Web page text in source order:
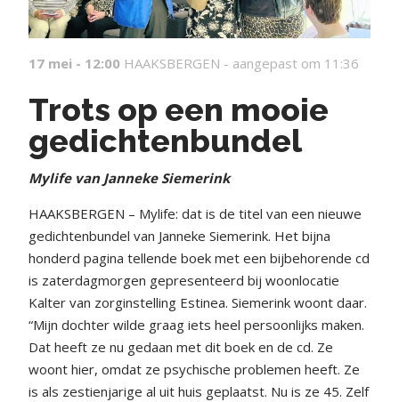
17 mei - 12:00 HAAKSBERGEN - aangepast om 11:36
Trots op een mooie
gedichtenbundel
Mylife van Janneke Siemerink
HAAKSBERGEN – Mylife: dat is de titel van een nieuwe
gedichtenbundel van Janneke Siemerink. Het bijna
honderd pagina tellende boek met een bijbehorende cd
is zaterdagmorgen gepresenteerd bij woonlocatie
Kalter van zorginstelling Estinea. Siemerink woont daar.
“Mijn dochter wilde graag iets heel persoonlijks maken.
Dat heeft ze nu gedaan met dit boek en de cd. Ze
woont hier, omdat ze psychische problemen heeft. Ze
is als zestienjarige al uit huis geplaatst. Nu is ze 45. Zelf